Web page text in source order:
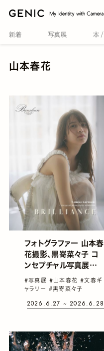
山本春花
フォトグラファー 山本春
花撮影、黒嵜菜々子 コ
ンセプチャル写真展
「Brilliance」が東京 紀
尾井町で開催。光と影を
性"を表現した作品を展
#写真展 #山本春花#文春ギ
ャラリー #黒嵜菜々子
2026.6.27 ~ 2026.6.28